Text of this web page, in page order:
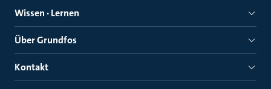
Wissen · Lernen
Über Grundfos
Kontakt